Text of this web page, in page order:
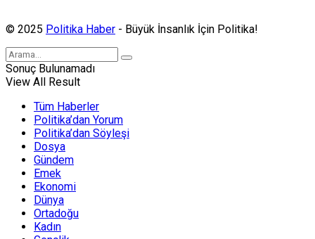
© 2025 Politika Haber - Büyük İnsanlık İçin Politika!
Sonuç Bulunamadı
View All Result
Tüm Haberler
Politika’dan Yorum
Politika’dan Söyleşi
Dosya
Gündem
Emek
Ekonomi
Dünya
Ortadoğu
Kadın